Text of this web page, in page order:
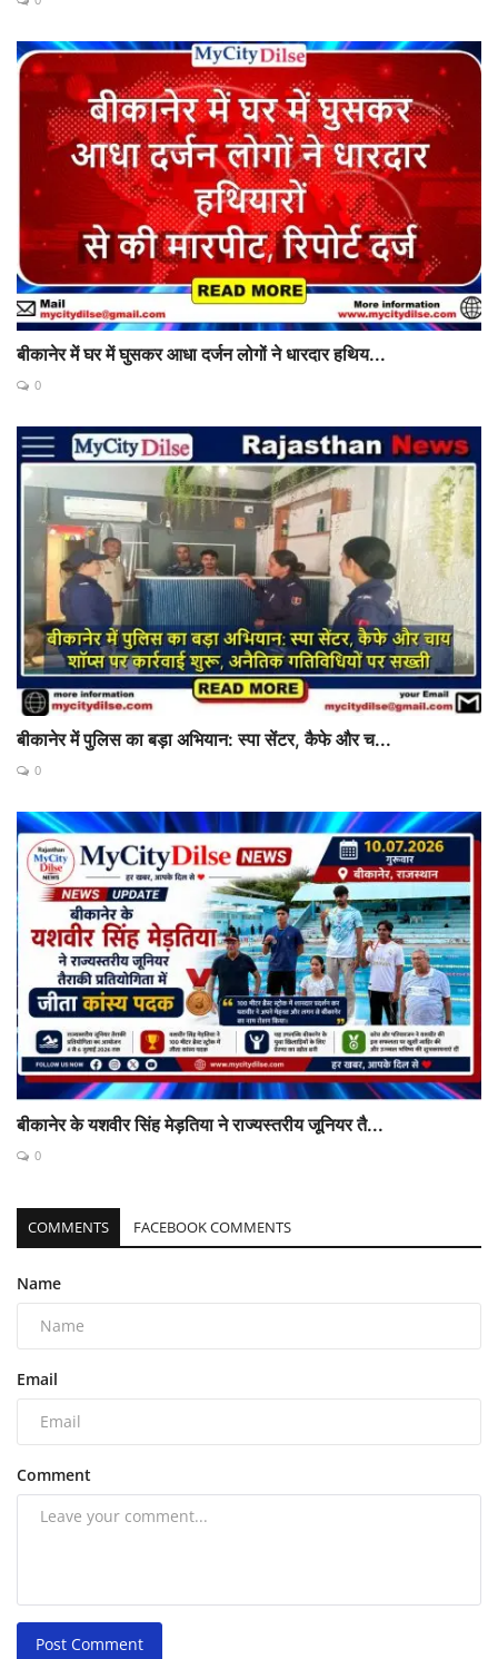
बीकानेर में घर में घुसकर आधा दर्जन लोगों ने धारदार हथिय...
0
बीकानेर में पुलिस का बड़ा अभियान: स्पा सेंटर, कैफे और च...
0
बीकानेर के यशवीर सिंह मेड़तिया ने राज्यस्तरीय जूनियर तै...
0
COMMENTS FACEBOOK COMMENTS
Name
Email
Comment
Post Comment